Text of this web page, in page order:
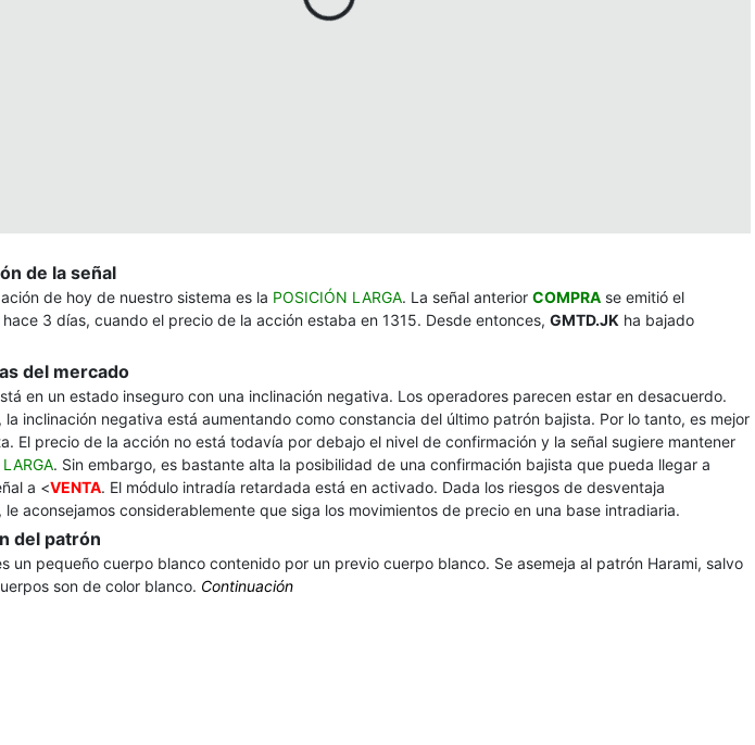
de la señal
de hoy de nuestro sistema es la POSICIÓN LARGA. La señal anterior COMPRA se emitió el
3 días, cuando el precio de la acción estaba en 1315. Desde entonces, GMTD.JK ha bajado
del mercado
en un estado inseguro con una inclinación negativa. Los operadores parecen estar en desacuerdo.
la inclinación negativa está aumentando como constancia del último patrón bajista. Por lo tanto, es mejor
El precio de la acción no está todavía por debajo el nivel de confirmación y la señal sugiere mantener
. Sin embargo, es bastante alta la posibilidad de una confirmación bajista que pueda llegar a
a <VENTA. El módulo intradía retardada está en activado. Dada los riesgos de desventaja
le aconsejamos considerablemente que siga los movimientos de precio en una base intradiaria.
del patrón
un pequeño cuerpo blanco contenido por un previo cuerpo blanco. Se asemeja al patrón Harami, salvo
son de color blanco. Continuación